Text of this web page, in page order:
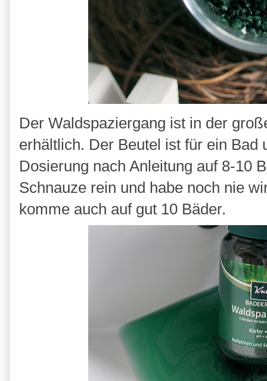
Der Waldspaziergang ist in der
erhältlich. Der Beutel ist für ein
Dosierung nach Anleitung auf 8-10
Schnauze rein und habe noch nie
komme auch auf gut 10 Bäder.